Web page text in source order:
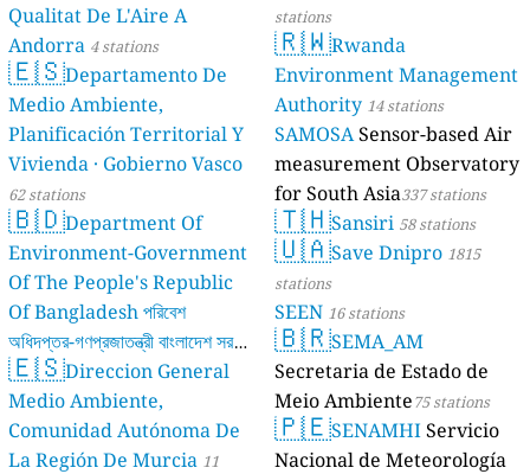
Qualitat De L'Aire A
Andorra 4 stations
🇪🇸Departamento De
Medio Ambiente,
Planificación Territorial Y
Vivienda · Gobierno Vasco
62 stations
🇧🇩Department Of
Environment-Government
Of The People's Republic
Of Bangladesh পরিবেশ
অধিদপ্তর-গণপ্রজাতন্ত্রী বাংলাদেশ সরকার
17 stations
🇪🇸Direccion General
Medio Ambiente,
Comunidad Autónoma De
La Región De Murcia 11
stations
🇷🇼Rwanda
Environment Management
Authority 14 stations
SAMOSASensor-based Air
measurement Observatory
for South Asia337 stations
🇹🇭Sansiri 58 stations
🇺🇦Save Dnipro 1815
stations
SEEN 16 stations
🇧🇷SEMA_AM
Secretaria de Estado de
Meio Ambiente75 stations
🇵🇪SENAMHIServicio
Nacional de Meteorología